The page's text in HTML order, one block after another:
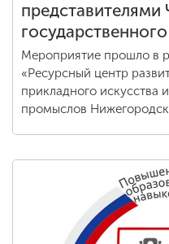
представителями
Мероприятие прошло в
«Ресурсный центр
прикладного искусства
промыслов